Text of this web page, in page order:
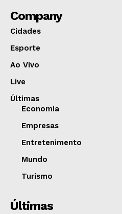
Company
Cidades
Esporte
Ao Vivo
Live
Últimas
Economia
Empresas
Entretenimento
Mundo
Turismo
Últimas